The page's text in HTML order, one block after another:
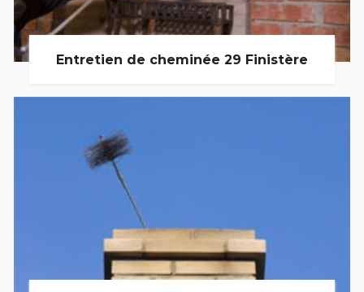
Entretien de cheminée 29 Finistère